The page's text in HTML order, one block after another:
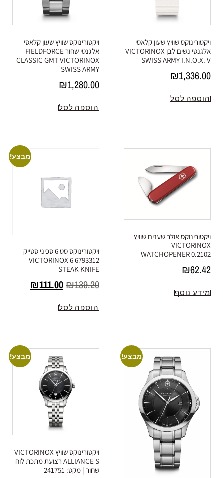
ויקטורינוקס שוויץ שעון קלאסי
אלגנטי נשים לבן VICTORINOX
SWISS ARMY I.N.O.X. V
₪1,336.00
הוספה לסל
ויקטורינוקס שוויץ שעון קלאסי
אלגנטי שחור FIELDFORCE
CLASSIC GMT VICTORINOX
SWISS ARMY
₪1,280.00
הוספה לסל
ויקטורינוקס אולר שענים שוויץ
VICTORINOX
WATCHOPENER 0.2102
₪62.42
מידע נוסף
מבצע!
ויקטורינוקס סט 6 סכיני סטייק
6793312 VICTORINOX 6
STEAK KNIFE
₪139.20
₪111.00
הוספה לסל
מבצע! מבצע!
ויקטורינוקס שוויץ VICTORINOX
ALLIANCE S רצועת מתכת לוח
שחור | מקט: 241751